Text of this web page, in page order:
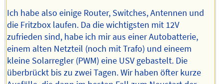
Ich habe also einige Router, Switches, Antennen und
die Fritzbox laufen. Da die wichtigsten mit 12V
zufrieden sind, habe ich mir aus einer Autobatterie,
einem alten Netzteil (noch mit Trafo) und eineem
kleine Solarregler (PWM) eine USV gebastelt. Die
überbrückt bis zu zwei Tagen. Wir haben öfter kurze